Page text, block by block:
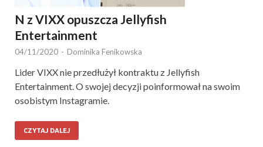
N z VIXX opuszcza Jellyfish
Entertainment
04/11/2020 - Dominika Fenikowska
Lider VIXX nie przedłużył kontraktu z Jellyfish
Entertainment. O swojej decyzji poinformował na swoim
osobistym Instagramie.
CZYTAJ DALEJ